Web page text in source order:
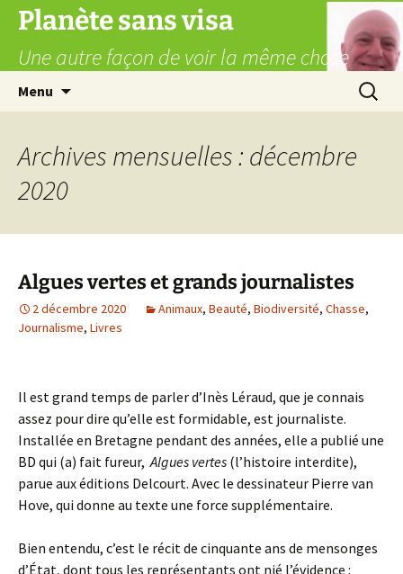
Aller
contenu
Planète sans visa
Une autre façon de voir la même chose
Menu
Archives mensuelles : décembre
2020
Algues vertes et grands journalistes
2 décembre 2020 Animaux, Beauté, Biodiversité, Chasse,
Journalisme, Livres
Il est grand temps de parler d’Inès Léraud, que je connais
assez pour dire qu’elle est formidable, est journaliste.
Installée en Bretagne pendant des années, elle a publié une
BD qui (a) fait fureur,Algues vertes (l’histoire interdite),
parue aux éditions Delcourt. Avec le dessinateur Pierre van
Hove, qui donne au texte une force supplémentaire.
Bien entendu, c’est le récit de cinquante ans de mensonges
d’État, dont tous les représentants ont nié l’évidence :